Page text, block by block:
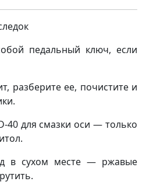
педальный ключ, если
разберите ее, почистите и
40 для смазки оси — только
в сухом месте — ржавые